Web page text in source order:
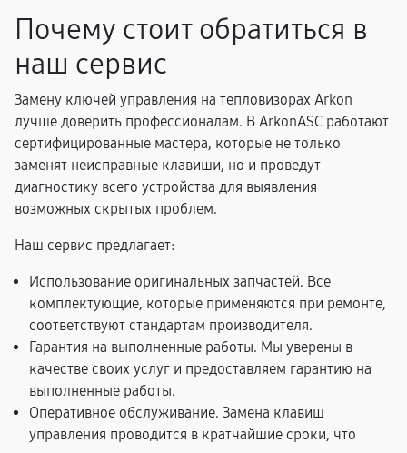
Почему стоит обратиться в
наш сервис
Замену ключей управления на тепловизорах Arkon
лучше доверить профессионалам. В ArkonASC работают
сертифицированные мастера, которые не только
заменят неисправные клавиши, но и проведут
диагностику всего устройства для выявления
возможных скрытых проблем.
Наш сервис предлагает:
Использование оригинальных запчастей. Все
комплектующие, которые применяются при ремонте,
соответствуют стандартам производителя.
Гарантия на выполненные работы. Мы уверены в
качестве своих услуг и предоставляем гарантию на
выполненные работы.
Оперативное обслуживание. Замена клавиш
управления проводится в кратчайшие сроки, что